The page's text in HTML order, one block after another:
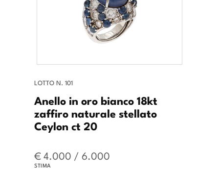
LOTTO N. 101
Anello in oro bianco 18kt
zaffiro naturale stellato
Ceylon ct 20
€ 4.000 / 6.000
STIMA